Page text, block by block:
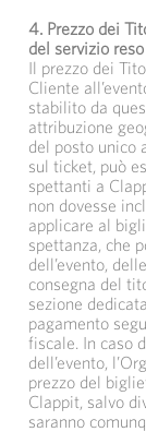
4. Prezzo dei
del servizio
Il prezzo dei
Cliente
stabilito da
attribuzione
del posto unico
sul ticket, può
spettanti a
non dovesse
applicare al
spettanza, che
dell’evento,
consegna del
sezione
pagamento
fiscale. In caso
dell’evento,
prezzo del
Clappit, salvo
saranno